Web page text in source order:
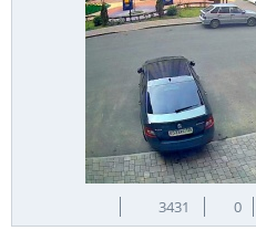
3431 0